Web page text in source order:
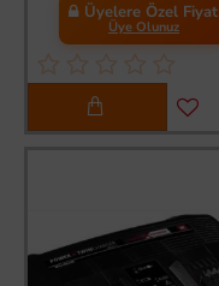
Üyelere Özel Fiyat
Üye Olunuz